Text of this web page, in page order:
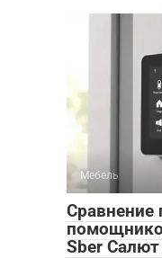
Мебель
Сравнение
Sber